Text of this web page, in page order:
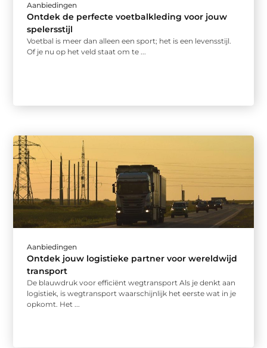
Aanbiedingen
Ontdek de perfecte voetbalkleding voor jouw
spelersstijl
Voetbal is meer dan alleen een sport; het is een levensstijl.
Of je nu op het veld staat om te ...
Aanbiedingen
Ontdek jouw logistieke partner voor wereldwijd
transport
De blauwdruk voor efficiënt wegtransport Als je denkt aan
logistiek, is wegtransport waarschijnlijk het eerste wat in je
opkomt. Het ...